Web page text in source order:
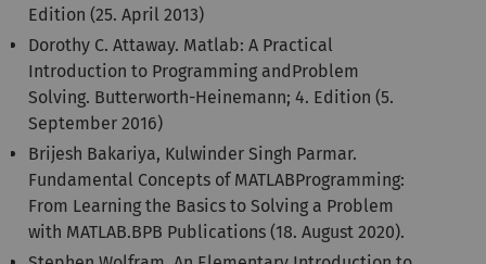
Edition (25. April 2013)
Dorothy C. Attaway. Matlab: A Practical
Introduction to Programming andProblem
Solving. Butterworth-Heinemann; 4. Edition (5.
September 2016)
Brijesh Bakariya, Kulwinder Singh Parmar.
Fundamental Concepts of MATLABProgramming:
From Learning the Basics to Solving a Problem
with MATLAB.BPB Publications (18. August 2020).